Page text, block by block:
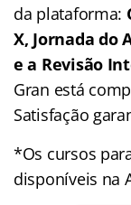
da plataforma:
X, Jornada do
e a Revisão
Gran está
Satisfação
*Os cursos
disponíveis na